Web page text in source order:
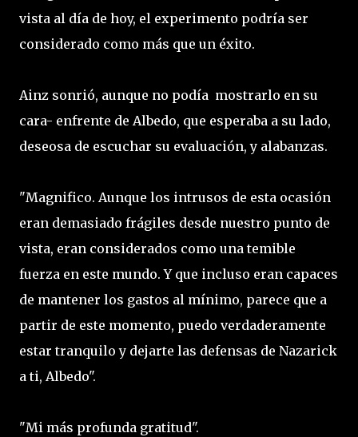
vista al día de hoy, el experimento podría ser
considerado como más que un éxito.
Ainz sonrió, aunque no podía mostrarlo en su
cara- enfrente de Albedo, que esperaba a su lado,
deseosa de escuchar su evaluación, y alabanzas.
"Magnifico. Aunque los intrusos de esta ocasión
eran demasiado frágiles desde nuestro punto de
vista, eran considerados como una temible
fuerza en este mundo. Y que incluso eran capaces
de mantener los gastos al mínimo, parece que a
partir de este momento, puedo verdaderamente
estar tranquilo y dejarte las defensas de Nazarick
a ti, Albedo".
"Mi más profunda gratitud".